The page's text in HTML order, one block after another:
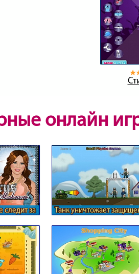
онлайн
следит за
Танк уничтожает